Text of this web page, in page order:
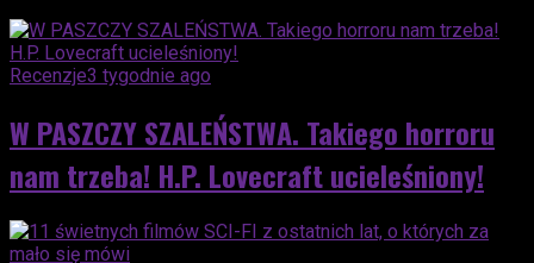
Recenzje3 tygodnie ago
W PASZCZY SZALEŃSTWA. Takiego horroru
nam trzeba! H.P. Lovecraft ucieleśniony!